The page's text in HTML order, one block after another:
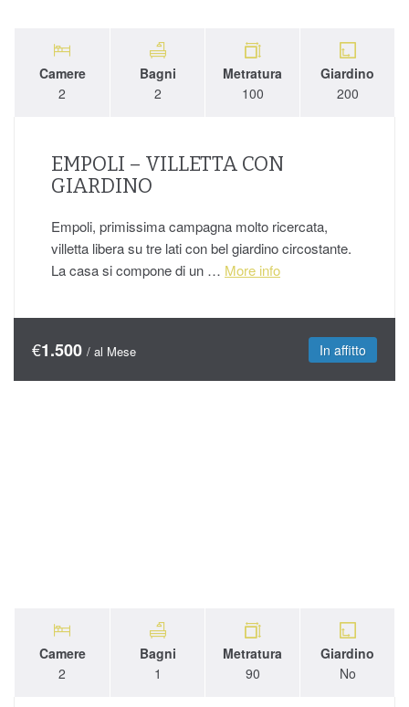
Camere
2
Bagni
2
Metratura
100
Giardino
200
EMPOLI – VILLETTA CON
GIARDINO
Empoli, primissima campagna molto ricercata,
villetta libera su tre lati con bel giardino circostante.
La casa si compone di un … More info
€1.500 / al Mese In affitto
Camere
2
Bagni
1
Metratura
90
Giardino
No